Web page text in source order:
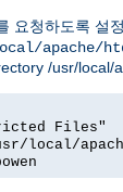
요청하도록 설
apache/
/usr/local/
Files"
local/